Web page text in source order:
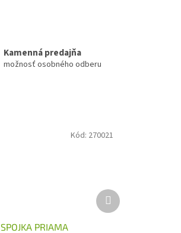
Kamenná predajňa
možnosť osobného odberu
SPOJKA PRIAMA
Kód: 270021
Ďalší
produkt